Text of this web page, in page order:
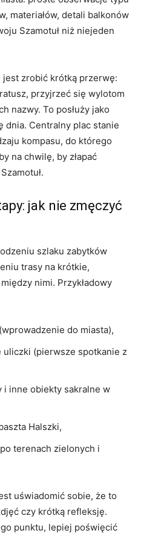
materiałów, detali balkonów
Szamotuł niż niejeden
zrobić krótką przerwę:
przyjrzeć się wylotom
nazwy. To posłuży jako
dnia. Centralny plac stanie
kompasu, do którego
na chwilę, by złapać
jak nie zmęczyć
szlaku zabytków
trasy na krótkie,
nimi. Przykładowy
do miasta),
uliczki (pierwsze spotkanie z
i inne obiekty sakralne w
Halszki,
terenach zielonych i
uświadomić sobie, że to
czy krótką refleksję.
punktu, lepiej poświęcić